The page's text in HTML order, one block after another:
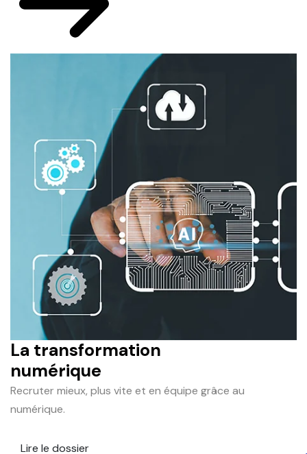
La transformation
numérique
Recruter mieux, plus vite et en équipe grâce au
numérique.
Lire le dossier